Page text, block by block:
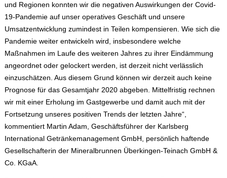
und Regionen konnten wir die negativen Auswirkungen der Covid-
19-Pandemie auf unser operatives Geschäft und unsere
Umsatzentwicklung zumindest in Teilen kompensieren. Wie sich die
Pandemie weiter entwickeln wird, insbesondere welche
Maßnahmen im Laufe des weiteren Jahres zu ihrer Eindämmung
angeordnet oder gelockert werden, ist derzeit nicht verlässlich
einzuschätzen. Aus diesem Grund können wir derzeit auch keine
Prognose für das Gesamtjahr 2020 abgeben. Mittelfristig rechnen
wir mit einer Erholung im Gastgewerbe und damit auch mit der
Fortsetzung unseres positiven Trends der letzten Jahre“,
kommentiert Martin Adam, Geschäftsführer der Karlsberg
International Getränkemanagement GmbH, persönlich haftende
Gesellschafterin der Mineralbrunnen Überkingen-Teinach GmbH &
Co. KGaA.